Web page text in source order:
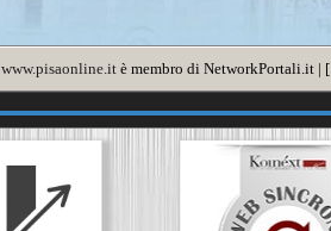
www.pisaonline.it è membro di NetworkPortali.it | [